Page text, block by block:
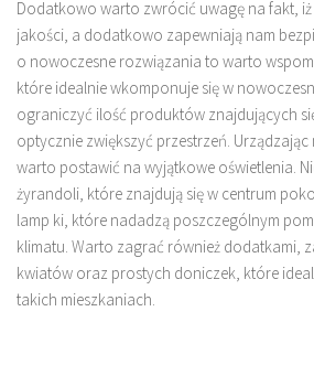
Dodatkowo warto zwrócić uwagę na fakt,
jakości, a dodatkowo zapewniają nam
o nowoczesne rozwiązania to warto
które idealnie wkomponuje się w
ograniczyć ilość produktów znajdujących
optycznie zwiększyć przestrzeń.
warto postawić na wyjątkowe oświetlenia.
żyrandoli, które znajdują się w centrum
lamp ki, które nadadzą poszczególnym
klimatu. Warto zagrać również dodatkami,
kwiatów oraz prostych doniczek, które
takich mieszkaniach.